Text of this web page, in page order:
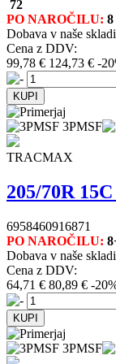
72
PO NAROČILU: 8
Dobava v naše
Cena z DDV:
99,78 € 124,73 € -
3PMSF
TRACMAX
205/70R
6958460916871
PO NAROČILU:
Dobava v naše
Cena z DDV:
64,71 € 80,89 € -
3PMSF